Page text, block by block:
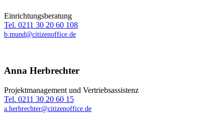
Einrichtungsberatung
Tel. 0211 30 20 60 108
b.mund@citizenoffice.de
Anna Herbrechter
Projektmanagement und Vertriebsassistenz
Tel. 0211 30 20 60 15
a.herbrechter@citizenoffice.de